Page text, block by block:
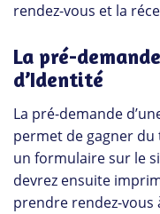
rendez-vous et la
La pré-
d’Identité
La pré-demande
permet de gagner du
un formulaire sur le
devrez ensuite
prendre rendez-vous